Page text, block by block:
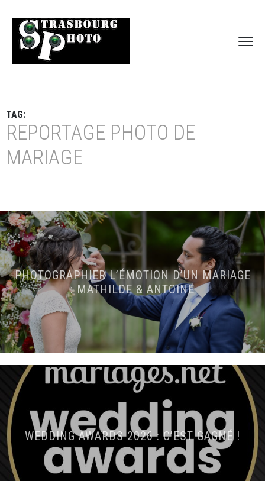
TAG:
REPORTAGE PHOTO DE
MARIAGE
PHOTOGRAPHIER L’ÉMOTION D’UN MARIAGE
: MATHILDE & ANTOINE
WEDDING AWARDS 2026 : C’EST GAGNÉ !